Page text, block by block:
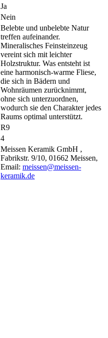
Ja
Nein
Belebte und unbelebte Natur
treffen aufeinander.
Mineralisches Feinsteinzeug
vereint sich mit leichter
Holzstruktur. Was entsteht ist
eine harmonisch-warme Fliese,
die sich in Bädern und
Wohnräumen zurücknimmt,
ohne sich unterzuordnen,
wodurch sie den Charakter jedes
Raums optimal unterstützt.
R9
4
Meissen Keramik GmbH ,
Fabrikstr. 9/10, 01662 Meissen,
Email: meissen@meissen-
keramik.de